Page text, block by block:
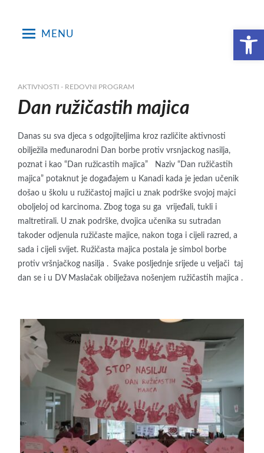
Open toolbar
MENU
AKTIVNOSTI - REDOVNI PROGRAM
Dan ružičastih majica
Danas su sva djeca s odgojiteljima kroz različite aktivnosti
obilježila međunarodni Dan borbe protiv vrsnjackog nasilja,
poznat i kao “Dan ružicastih majica” Naziv “Dan ružičastih
majica” potaknut je događajem u Kanadi kada je jedan učenik
došao u školu u ružičastoj majici u znak podrške svojoj majci
oboljeloj od karcinoma. Zbog toga su ga vrijeđali, tukli i
maltretirali. U znak podrške, dvojica učenika su sutradan
takoder odjenula ružičaste majice, nakon toga i cijeli razred, a
sada i cijeli svijet. Ružičasta majica postala je simbol borbe
protiv vršnjačkog nasilja . Svake posljednje srijede u veljači taj
dan se i u DV Maslačak obilježava nošenjem ružičastih majica .